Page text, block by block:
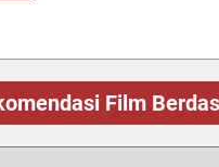
Film